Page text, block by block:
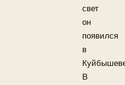
свет
он
появился
в
В